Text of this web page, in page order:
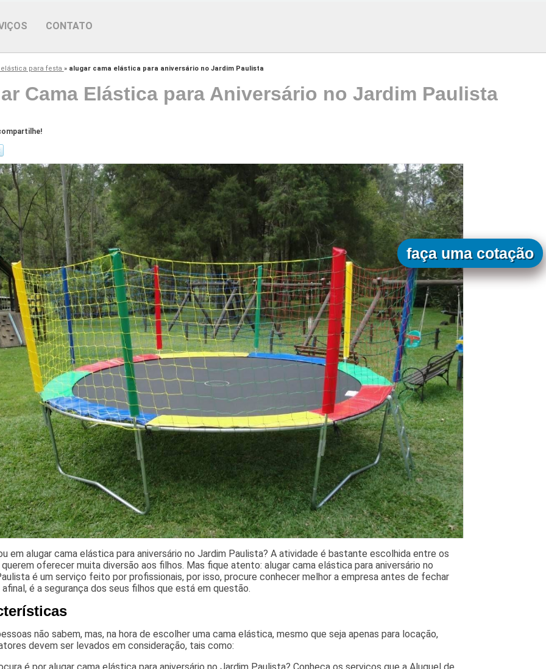
CONTATO
para festa » alugar cama elástica para aniversário no Jardim Paulista
Cama Elástica para Aniversário no Jardim Paulista
em alugar cama elástica para aniversário no Jardim Paulista? A atividade é bastante escolhida entre os
querem oferecer muita diversão aos filhos. Mas fique atento: alugar cama elástica para aniversário no
é um serviço feito por profissionais, por isso, procure conhecer melhor a empresa antes de fechar
afinal, é a segurança dos seus filhos que está em questão.
não sabem, mas, na hora de escolher uma cama elástica, mesmo que seja apenas para locação,
devem ser levados em consideração, tais como:
é por alugar cama elástica para aniversário no Jardim Paulista? Conheça os serviços que a Aluguel de
faça uma cotação